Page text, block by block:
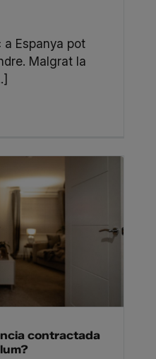
Espanya pot
Malgrat la
contractada